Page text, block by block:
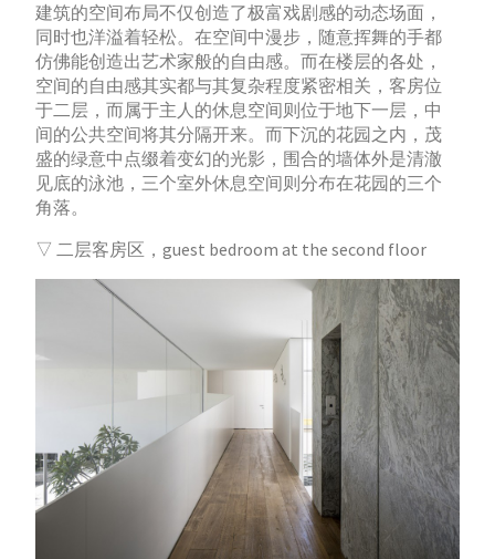
建筑的空间布局不仅创造了极富戏剧感的动态场面，
同时也洋溢着轻松。在空间中漫步，随意挥舞的手都
仿佛能创造出艺术家般的自由感。而在楼层的各处，
空间的自由感其实都与其复杂程度紧密相关，客房位
于二层，而属于主人的休息空间则位于地下一层，中
间的公共空间将其分隔开来。而下沉的花园之内，茂
盛的绿意中点缀着变幻的光影，围合的墙体外是清澈
见底的泳池，三个室外休息空间则分布在花园的三个
角落。
▽ 二层客房区，guest bedroom at the second floor